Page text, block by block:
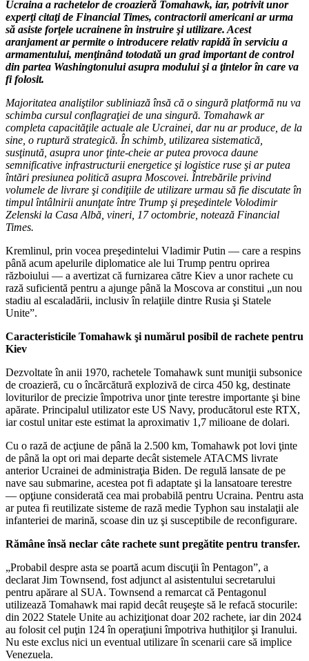
Ucraina a rachetelor de croazieră Tomahawk, iar, potrivit unor
experţi citaţi de Financial Times, contractorii americani ar urma
să asiste forţele ucrainene în instruire şi utilizare. Acest
aranjament ar permite o introducere relativ rapidă în serviciu a
armamentului, menţinând totodată un grad important de control
din partea Washingtonului asupra modului şi a ţintelor în care va
fi folosit.
Majoritatea analiştilor subliniază însă că o singură platformă nu va
schimba cursul conflagraţiei de una singură. Tomahawk ar
completa capacităţile actuale ale Ucrainei, dar nu ar produce, de la
sine, o ruptură strategică. În schimb, utilizarea sistematică,
susţinută, asupra unor ţinte-cheie ar putea provoca daune
semnificative infrastructurii energetice şi logistice ruse şi ar putea
întări presiunea politică asupra Moscovei. Întrebările privind
volumele de livrare şi condiţiile de utilizare urmau să fie discutate în
timpul întâlnirii anunţate între Trump şi preşedintele Volodimir
Zelenski la Casa Albă, vineri, 17 octombrie, notează Financial
Times.
Kremlinul, prin vocea preşedintelui Vladimir Putin — care a respins
până acum apelurile diplomatice ale lui Trump pentru oprirea
războiului — a avertizat că furnizarea către Kiev a unor rachete cu
rază suficientă pentru a ajunge până la Moscova ar constitui „un nou
stadiu al escaladării, inclusiv în relaţiile dintre Rusia şi Statele
Unite”.
Caracteristicile Tomahawk şi numărul posibil de rachete pentru
Kiev
Dezvoltate în anii 1970, rachetele Tomahawk sunt muniţii subsonice
de croazieră, cu o încărcătură explozivă de circa 450 kg, destinate
loviturilor de precizie împotriva unor ţinte terestre importante şi bine
apărate. Principalul utilizator este US Navy, producătorul este RTX,
iar costul unitar este estimat la aproximativ 1,7 milioane de dolari.
Cu o rază de acţiune de până la 2.500 km, Tomahawk pot lovi ţinte
de până la opt ori mai departe decât sistemele ATACMS livrate
anterior Ucrainei de administraţia Biden. De regulă lansate de pe
nave sau submarine, acestea pot fi adaptate şi la lansatoare terestre
— opţiune considerată cea mai probabilă pentru Ucraina. Pentru asta
ar putea fi reutilizate sisteme de rază medie Typhon sau instalaţii ale
infanteriei de marină, scoase din uz şi susceptibile de reconfigurare.
Rămâne însă neclar câte rachete sunt pregătite pentru transfer.
„Probabil despre asta se poartă acum discuţii în Pentagon”, a
declarat Jim Townsend, fost adjunct al asistentului secretarului
pentru apărare al SUA. Townsend a remarcat că Pentagonul
utilizează Tomahawk mai rapid decât reuşeşte să le refacă stocurile:
din 2022 Statele Unite au achiziţionat doar 202 rachete, iar din 2024
au folosit cel puţin 124 în operaţiuni împotriva huthiţilor şi Iranului.
Nu este exclus nici un eventual utilizare în scenarii care să implice
Venezuela.